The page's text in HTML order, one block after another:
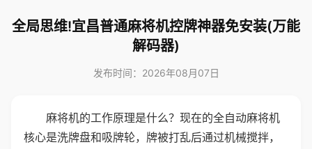
全局思维!宜昌普通麻将机控牌神器免安装(万能
解码器)
发布时间：2026年08月07日
麻将机的工作原理是什么？现在的全自动麻将机
核心是洗牌盘和吸牌轮，牌被打乱后通过机械搅拌，